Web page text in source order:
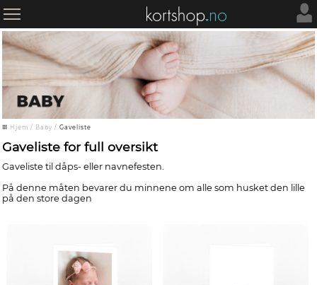
Hjem / Baby / Gaveliste
Gaveliste for full oversikt
Gaveliste til dåps- eller navnefesten.
På denne måten bevarer du minnene om alle som husket den lille
på den store dagen